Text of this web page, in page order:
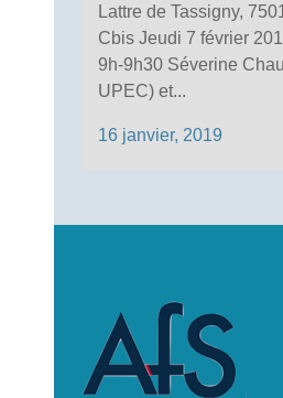
Lattre de Tassigny,
Cbis Jeudi 7 février
9h-9h30 Séverine
UPEC) et...
16 janvier, 2019